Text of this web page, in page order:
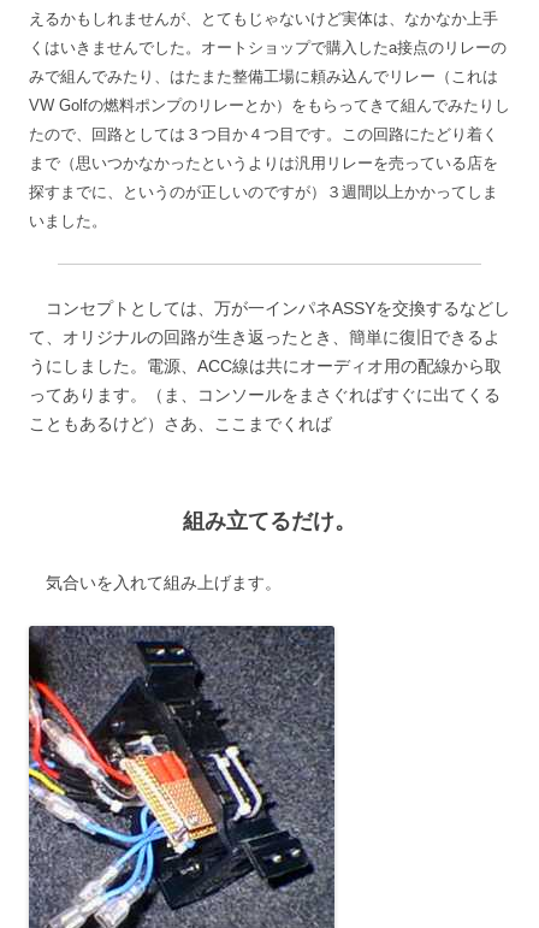
えるかもしれませんが、とてもじゃないけど実体は、なかなか上手
くはいきませんでした。オートショップで購入したa接点のリレーの
みで組んでみたり、はたまた整備工場に頼み込んでリレー（これは
VW Golfの燃料ポンプのリレーとか）をもらってきて組んでみたりし
たので、回路としては３つ目か４つ目です。この回路にたどり着く
まで（思いつかなかったというよりは汎用リレーを売っている店を
探すまでに、というのが正しいのですが）３週間以上かかってしま
いました。
コンセプトとしては、万が一インパネASSYを交換するなどし
て、オリジナルの回路が生き返ったとき、簡単に復旧できるよ
うにしました。電源、ACC線は共にオーディオ用の配線から取
ってあります。（ま、コンソールをまさぐればすぐに出てくる
こともあるけど）さあ、ここまでくれば
組み立てるだけ。
気合いを入れて組み上げます。